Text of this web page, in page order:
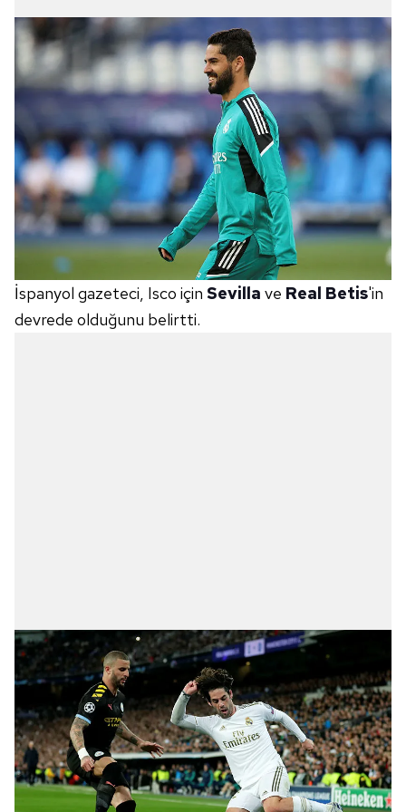
vasıtasıyla belirleyebilirsiniz. Çerezlere ilişkin detaylı bilgi
için Ayarlar butonuna tıklayabilir,Çerez Bilgilendirme
Metnimiziziyaret edebilirsiniz.
6698 sayılı Kişisel Verilerin Korunması Kanunu uyarınca
hazırlanmış Aydınlatma Metnimizi okumak ve sitemizde
ilgili mevzuata uygun olarak kullanılan çerezlerle ilgili bilgi
almak için lütfentıklayınız.
İspanyol gazeteci, Isco için Sevilla ve Real Betis'in
devrede olduğunu belirtti.